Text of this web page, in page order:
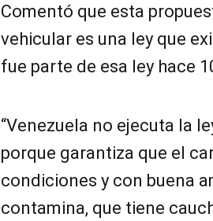
Comentó que esta
vehicular es una ley que
fue parte de esa ley hace
“Venezuela no ejecuta la
porque garantiza que el
condiciones y con buena
contamina, que tiene